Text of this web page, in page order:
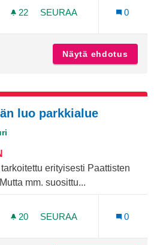
22 22 SEURAAJAA
SEURAA
0
Näytä ehdotus
luo parkkialue
erityisesti Paattisten
mm. suosittu...
20 20 SEURAAJAA
SEURAA
0